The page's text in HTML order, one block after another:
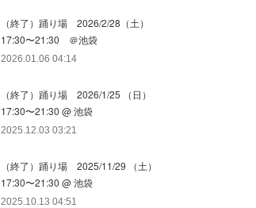
（終了）踊り場 2026/2/28（土）
17:30〜21:30 ＠池袋
2026.01.06 04:14
（終了）踊り場 2026/1/25 （日）
17:30〜21:30 @ 池袋
2025.12.03 03:21
（終了）踊り場 2025/11/29 （土）
17:30〜21:30 @ 池袋
2025.10.13 04:51